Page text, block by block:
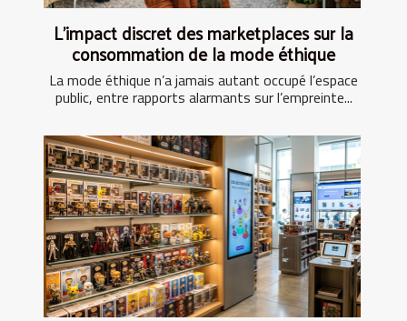
L’impact discret des marketplaces sur la
consommation de la mode éthique
La mode éthique n’a jamais autant occupé l’espace
public, entre rapports alarmants sur l’empreinte...